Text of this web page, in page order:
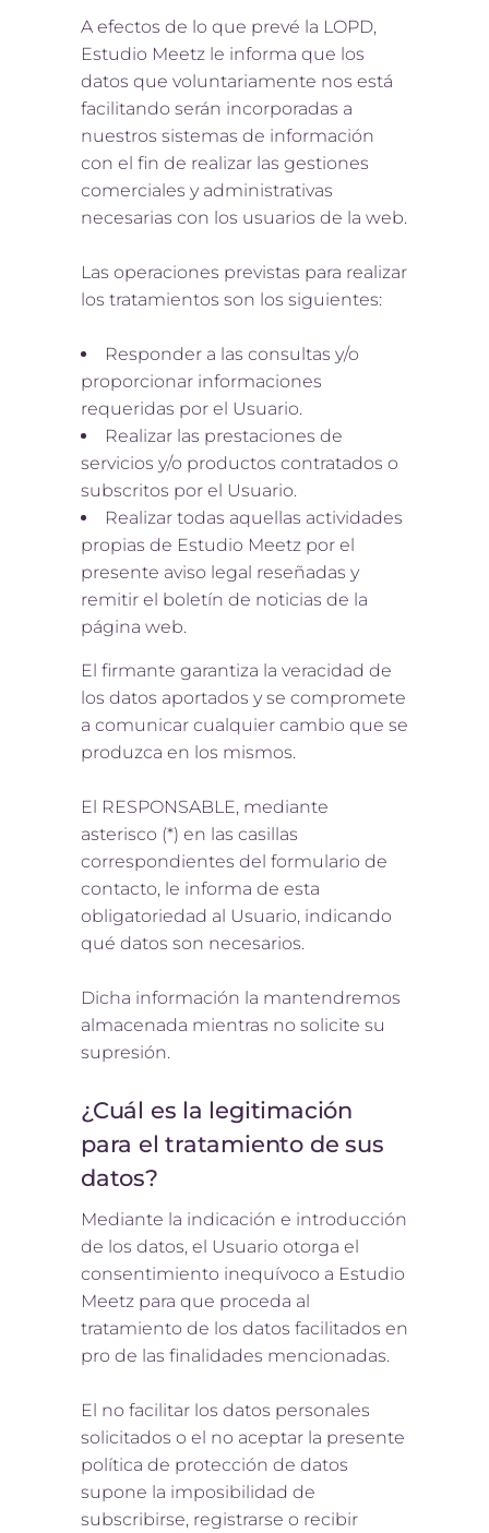
A efectos de lo que prevé la LOPD,
Estudio Meetz le informa que los
datos que voluntariamente nos está
facilitando serán incorporadas a
nuestros sistemas de información
con el fin de realizar las gestiones
comerciales y administrativas
necesarias con los usuarios de la web.
Las operaciones previstas para realizar
los tratamientos son los siguientes:
Responder a las consultas y/o
proporcionar informaciones
requeridas por el Usuario.
Realizar las prestaciones de
servicios y/o productos contratados o
subscritos por el Usuario.
Realizar todas aquellas actividades
propias de Estudio Meetz por el
presente aviso legal reseñadas y
remitir el boletín de noticias de la
página web.
El firmante garantiza la veracidad de
los datos aportados y se compromete
a comunicar cualquier cambio que se
produzca en los mismos.
El RESPONSABLE, mediante
asterisco (*) en las casillas
correspondientes del formulario de
contacto, le informa de esta
obligatoriedad al Usuario, indicando
qué datos son necesarios.
Dicha información la mantendremos
almacenada mientras no solicite su
supresión.
¿Cuál es la legitimación
para el tratamiento de sus
datos?
Mediante la indicación e introducción
de los datos, el Usuario otorga el
consentimiento inequívoco a Estudio
Meetz para que proceda al
tratamiento de los datos facilitados en
pro de las finalidades mencionadas.
El no facilitar los datos personales
solicitados o el no aceptar la presente
política de protección de datos
supone la imposibilidad de
subscribirse, registrarse o recibir